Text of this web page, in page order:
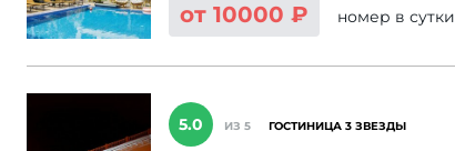
от 10000 ₽
номер в сутки
5.0 ИЗ 5 ГОСТИНИЦА 3 ЗВЕЗДЫ